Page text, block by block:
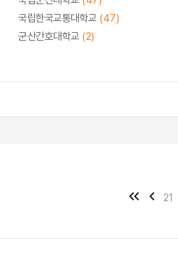
국립한국교통대학교 (47)
군산간호대학교 (2)
21